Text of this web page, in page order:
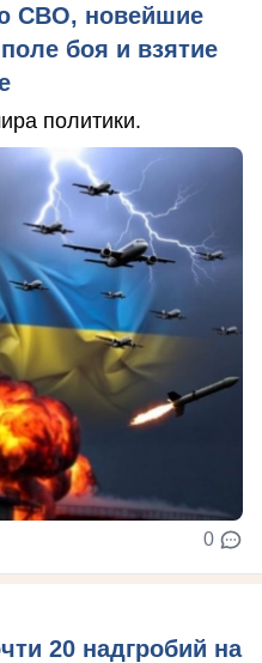
СВО, новейшие
боя и взятие
политики.
0
20 надгробий на